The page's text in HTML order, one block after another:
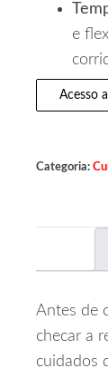
e
Acesso
Categoria:
Antes de
checar a
cuidados